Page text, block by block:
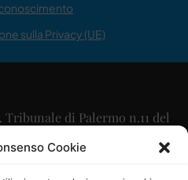
Cookie
sulla Privacy (UE)
di Palermo n.11 del
2015